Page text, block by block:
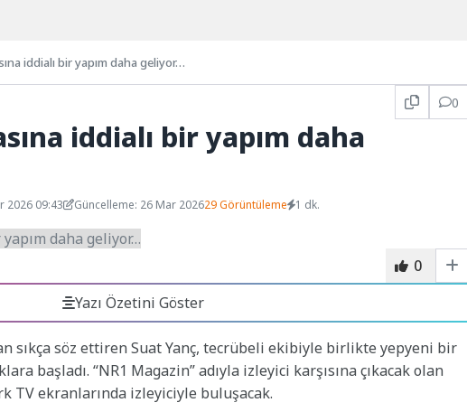
iddialı bir yapım daha geliyor…
0
iddialı bir yapım daha
2026 09:43 Güncelleme: 26 Mar 202629 Görüntüleme 1 dk.
0
Yazı Özetini Göster
sıkça söz ettiren Suat Yanç, tecrübeli ekibiyle birlikte yepyeni bir
başladı. “NR1 Magazin” adıyla izleyici karşısına çıkacak olan
TV ekranlarında izleyiciyle buluşacak.